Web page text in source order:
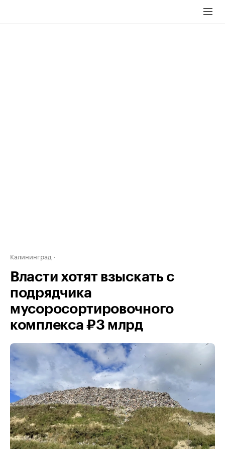
Калининград
Власти хотят взыскать с
подрядчика
мусоросортировочного
комплекса ₽3 млрд